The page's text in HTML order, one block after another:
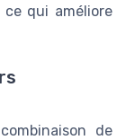
ce qui améliore
de